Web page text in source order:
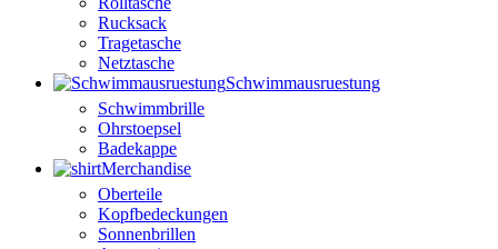
Rucksack
Tragetasche
Netztasche
Schwimmausruestung
Schwimmbrille
Ohrstoepsel
Badekappe
Merchandise
Oberteile
Kopfbedeckungen
Sonnenbrillen